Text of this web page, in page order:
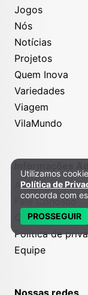
Jogos
Nós
Notícias
Projetos
Quem Inova
Variedades
Viagem
VilaMundo
Anuncie
Fale Conosco
Quem somos
Política de
Equipe
Nossas redes
Política de
Utilizamos
Política de
concorda com
PROSSEGUIR